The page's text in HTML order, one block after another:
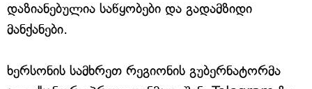
დაზიანებულია საწყობები და გადამზიდი
მანქანები.
ხერსონის სამხრეთ რეგიონის გუბერნატორმა